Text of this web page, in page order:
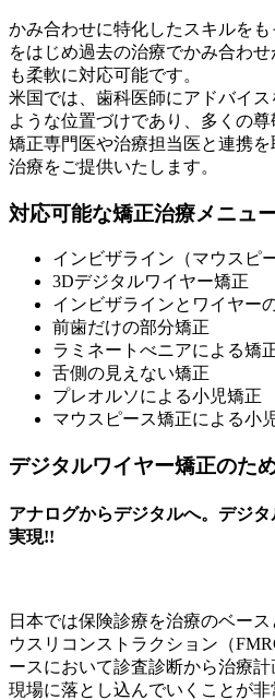
かみ合わせに特化したスキルを
をはじめ過去の治療でかみ合わ
も柔軟に対応可能です。
米国では、歯科医師にアドバイ
ような位置づけであり、多くの尊
矯正専門医や治療担当医と連携
治療をご提供いたします。
対応可能な矯正治療メニュ
インビザライン（マウスピ
3Dデジタルワイヤー矯正
インビザラインとワイヤー
前歯だけの部分矯正
ラミネートべニアによる矯
舌側の見えない矯正
プレオルソによる小児矯正
マウスピース矯正による小
デジタルワイヤー矯正のた
アナログからデジタルへ。デジ
実現!!
日本では保険診療を治療のベー
ウスリコンストラクション（
ースにおいて診査診断から治療
現場に落とし込んでいくことが